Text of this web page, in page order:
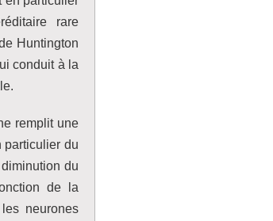
rare
Huntington
conduit à la
remplit une
particulier du
du
de la
neurones